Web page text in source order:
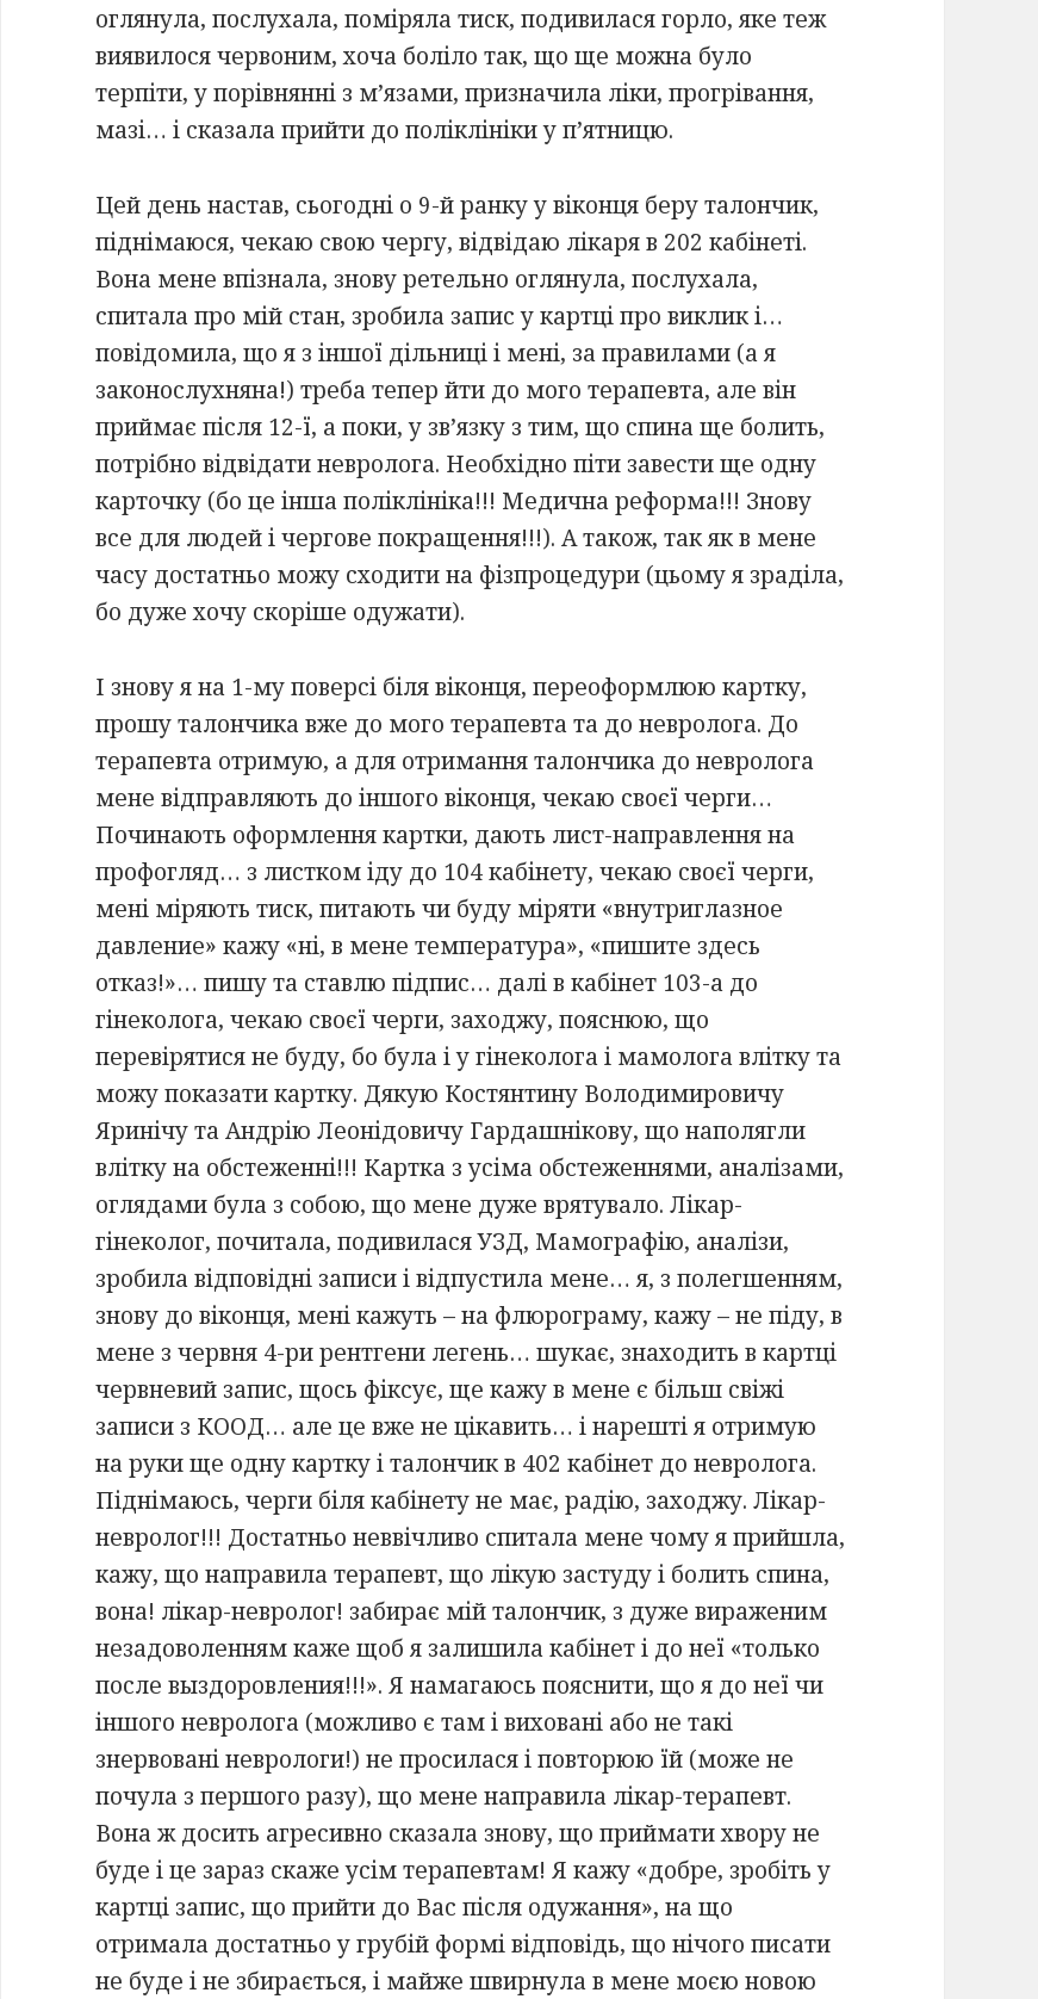
оглянула, послухала, поміряла тиск, подивилася горло, яке теж
виявилося червоним, хоча боліло так, що ще можна було
терпіти, у порівнянні з м’язами, призначила ліки, прогрівання,
мазі… і сказала прийти до поліклініки у п’ятницю.
Цей день настав, сьогодні о 9-й ранку у віконця беру талончик,
піднімаюся, чекаю свою чергу, відвідаю лікаря в 202 кабінеті.
Вона мене впізнала, знову ретельно оглянула, послухала,
спитала про мій стан, зробила запис у картці про виклик і…
повідомила, що я з іншої дільниці і мені, за правилами (а я
законослухняна!) треба тепер йти до мого терапевта, але він
приймає після 12-ї, а поки, у зв’язку з тим, що спина ще болить,
потрібно відвідати невролога. Необхідно піти завести ще одну
карточку (бо це інша поліклініка!!! Медична реформа!!! Знову
все для людей і чергове покращення!!!). А також, так як в мене
часу достатньо можу сходити на фізпроцедури (цьому я зраділа,
бо дуже хочу скоріше одужати).
І знову я на 1-му поверсі біля віконця, переоформлюю картку,
прошу талончика вже до мого терапевта та до невролога. До
терапевта отримую, а для отримання талончика до невролога
мене відправляють до іншого віконця, чекаю своєї черги…
Починають оформлення картки, дають лист-направлення на
профогляд… з листком іду до 104 кабінету, чекаю своєї черги,
мені міряють тиск, питають чи буду міряти «внутриглазное
давление» кажу «ні, в мене температура», «пишите здесь
отказ!»… пишу та ставлю підпис… далі в кабінет 103-а до
гінеколога, чекаю своєї черги, заходжу, пояснюю, що
перевірятися не буду, бо була і у гінеколога і мамолога влітку та
можу показати картку. Дякую Костянтину Володимировичу
Яринічу та Андрію Леонідовичу Гардашнікову, що наполягли
влітку на обстеженні!!! Картка з усіма обстеженнями, аналізами,
оглядами була з собою, що мене дуже врятувало. Лікар-
гінеколог, почитала, подивилася УЗД, Мамографію, аналізи,
зробила відповідні записи і відпустила мене… я, з полегшенням,
знову до віконця, мені кажуть – на флюрограму, кажу – не піду, в
мене з червня 4-ри рентгени легень… шукає, знаходить в картці
червневий запис, щось фіксує, ще кажу в мене є більш свіжі
записи з КООД… але це вже не цікавить… і нарешті я отримую
на руки ще одну картку і талончик в 402 кабінет до невролога.
Піднімаюсь, черги біля кабінету не має, радію, заходжу. Лікар-
невролог!!! Достатньо неввічливо спитала мене чому я прийшла,
кажу, що направила терапевт, що лікую застуду і болить спина,
вона! лікар-невролог! забирає мій талончик, з дуже вираженим
незадоволенням каже щоб я залишила кабінет і до неї «только
после выздоровления!!!». Я намагаюсь пояснити, що я до неї чи
іншого невролога (можливо є там і виховані або не такі
знервовані неврологи!) не просилася і повторюю їй (може не
почула з першого разу), що мене направила лікар-терапевт.
Вона ж досить агресивно сказала знову, що приймати хвору не
буде і це зараз скаже усім терапевтам! Я кажу «добре, зробіть у
картці запис, що прийти до Вас після одужання», на що
отримала достатньо у грубій формі відповідь, що нічого писати
не буде і не збирається, і майже швирнула в мене моєю новою